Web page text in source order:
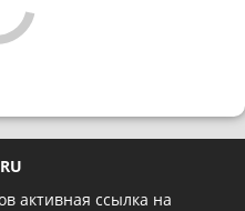
активная ссылка на